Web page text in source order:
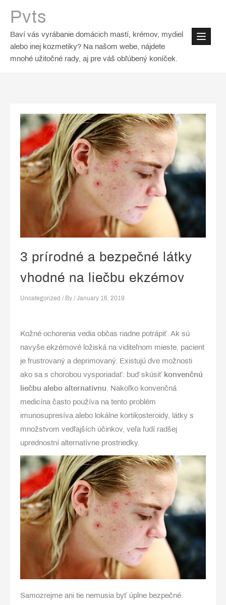
Pvts
Baví vás vyrábanie domácich mastí, krémov, mydiel
alebo inej kozmetiky? Na našom webe, nájdete
mnohé užitočné rady, aj pre váš obľúbený koníček.
3 prírodné a bezpečné látky
vhodné na liečbu ekzémov
Uncategorized / By / January 16, 2019
Kožné ochorenia vedia občas riadne potrápiť. Ak sú
navyše ekzémové ložiská na viditeľnom mieste, pacient
je frustrovaný a deprimovaný. Existujú dve možnosti
ako sa s chorobou vysporiadať: buď skúsiť konvenčnú
liečbu alebo alternatívnu. Nakoľko konvenčná
medicína často používa na tento problém
imunosupresíva alebo lokálne kortikosteroidy, látky s
množstvom vedľajších účinkov, veľa ľudí radšej
uprednostní alternatívne prostriedky.
Samozrejme ani tie nemusia byť úplne bezpečné.